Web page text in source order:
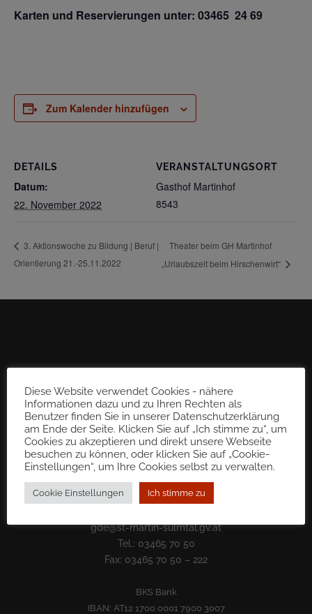
Karten und Reservierungen unter: 03465 24 69
Zum Kalender hinzufügen
DETAILS
Datum:
22. November 2022
VERANSTALTUNGSORT
Gasthof Martinhof
8543
3. Aktionswoche zu Bildung | Beruf |
Orientierung 21.-25.11.2022
Theater beim GH Martinhof
„Urlaubszeit beim Hirschenwirt“
Gemeinde St. Martin im Sulmtal
gde@st-martin-sulmtal.gv.at
Tel.: 03465 70 50
Fax: 03465 70 50 – 222
BKS Bank
IBAN: AT12 1700 0001 7900 3007
Diese Website verwendet Cookies - nähere
Informationen dazu und zu Ihren Rechten als
Benutzer finden Sie in unserer Datenschutzerklärung
am Ende der Seite. Klicken Sie auf „Ich stimme zu“, um
Cookies zu akzeptieren und direkt unsere Webseite
besuchen zu können, oder klicken Sie auf „Cookie-
Einstellungen“, um Ihre Cookies selbst zu verwalten.
Cookie Einstellungen Ich stimme zu